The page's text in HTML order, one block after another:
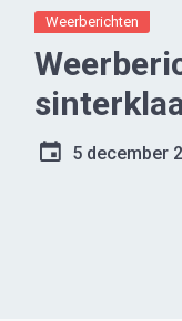
Weerberichten
5 december